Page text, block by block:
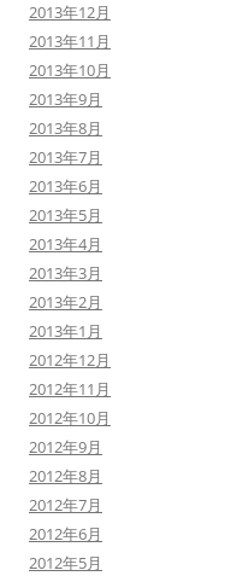
2013年12月
2013年11月
2013年10月
2013年9月
2013年8月
2013年7月
2013年6月
2013年5月
2013年4月
2013年3月
2013年2月
2013年1月
2012年12月
2012年11月
2012年10月
2012年9月
2012年8月
2012年7月
2012年6月
2012年5月